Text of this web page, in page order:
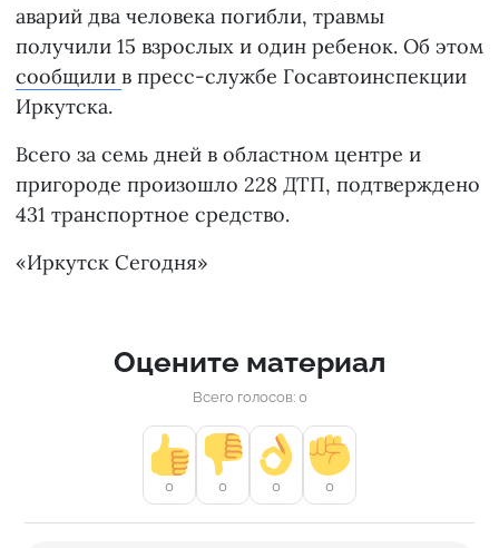
аварий два человека погибли, травмы
получили 15 взрослых и один ребенок. Об этом
сообщили в пресс-службе Госавтоинспекции
Иркутска.
Всего за семь дней в областном центре и
пригороде произошло 228 ДТП, подтверждено
431 транспортное средство.
«Иркутск Сегодня»
Оцените материал
Всего голосов: 0
0 0 0 0